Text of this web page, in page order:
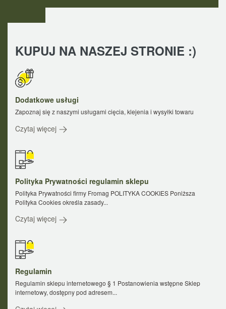
KUPUJ NA NASZEJ STRONIE :)
Dodatkowe usługi
Zapoznaj się z naszymi usługami cięcia, klejenia i wysyłki towaru
Czytaj więcej
Polityka Prywatności regulamin sklepu
Polityka Prywatności firmy Fromag POLITYKA COOKIES Poniższa
Polityka Cookies określa zasady...
Czytaj więcej
Regulamin
Regulamin sklepu internetowego § 1 Postanowienia wstępne Sklep
internetowy, dostępny pod adresem...